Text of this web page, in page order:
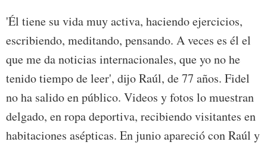
'Él tiene su vida muy activa, haciendo ejercicios,
escribiendo, meditando, pensando. A veces es él el
que me da noticias internacionales, que yo no he
tenido tiempo de leer', dijo Raúl, de 77 años. Fidel
no ha salido en público. Videos y fotos lo muestran
delgado, en ropa deportiva, recibiendo visitantes en
habitaciones asépticas. En junio apareció con Raúl y